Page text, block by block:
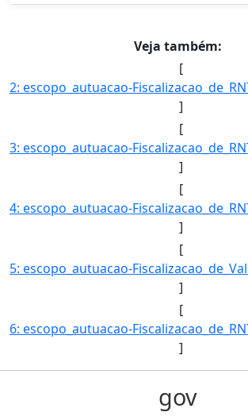
Veja também:
[
]
[
]
[
]
[
]
[
]
gov